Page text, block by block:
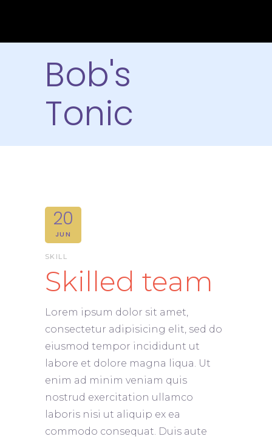
Bob's
Tonic
20
JUN
SKILL
Skilled team
Lorem ipsum dolor sit amet,
consectetur adipisicing elit, sed do
eiusmod tempor incididunt ut
labore et dolore magna liqua. Ut
enim ad minim veniam quis
nostrud exercitation ullamco
laboris nisi ut aliquip ex ea
commodo consequat. Duis aute